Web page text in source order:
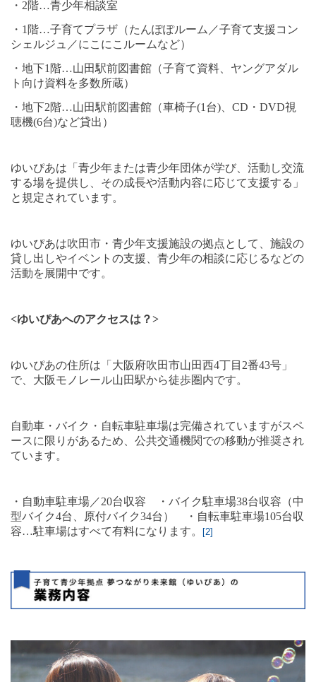
・ 2階…青少年相談室
・ 1 階…子育てプラザ（たんぽぽルーム／子育て支援コン
シェルジュ／にこにこルームなど）
・地下1 階…山田駅前図書館（子育て資料、ヤングアダル
ト向け資料を多数所蔵）
・地下2階…山田駅前図書館（車椅子(1 台) CD ・ DVD視
聴機(6台)など貸出）
ゆいぴあは「青少年または青少年団体が学び、活動し交流
する場を提供し、その成長や活動内容に応じて支援する」
と規定されています。
ゆいぴあは吹田市・青少年支援施設の拠点として、施設の
貸し出しやイベントの支援、青少年の相談に応じるなどの
活動を展開中です。
<ゆいぴあへのアクセスは？>
ゆいぴあの住所は「大阪府吹田市山田西4丁目 2番43号」
で、大阪モノレール山田駅から徒歩圏内です。
自動車・バイク・自転車駐車場は完備されていますがスペ
ースに限りがあるため、公共交通機関での移動が推奨され
ています。
・自動車駐車場／20台収容 ・バイク駐車場38台収容（中
型バイク4台、原付バイク34台） ・自転車駐車場105台収
容…駐車場はすべて有料になります。 [2]